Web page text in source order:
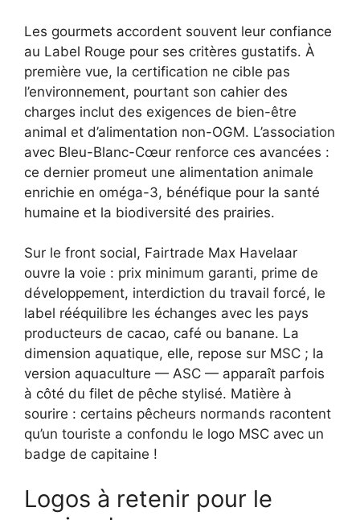
Les gourmets accordent souvent leur confiance
au Label Rouge pour ses critères gustatifs. À
première vue, la certification ne cible pas
l’environnement, pourtant son cahier des
charges inclut des exigences de bien-être
animal et d’alimentation non-OGM. L’association
avec Bleu-Blanc-Cœur renforce ces avancées :
ce dernier promeut une alimentation animale
enrichie en oméga-3, bénéfique pour la santé
humaine et la biodiversité des prairies.
Sur le front social, Fairtrade Max Havelaar
ouvre la voie : prix minimum garanti, prime de
développement, interdiction du travail forcé, le
label rééquilibre les échanges avec les pays
producteurs de cacao, café ou banane. La
dimension aquatique, elle, repose sur MSC ; la
version aquaculture — ASC — apparaît parfois
à côté du filet de pêche stylisé. Matière à
sourire : certains pêcheurs normands racontent
qu’un touriste a confondu le logo MSC avec un
badge de capitaine !
Logos à retenir pour le